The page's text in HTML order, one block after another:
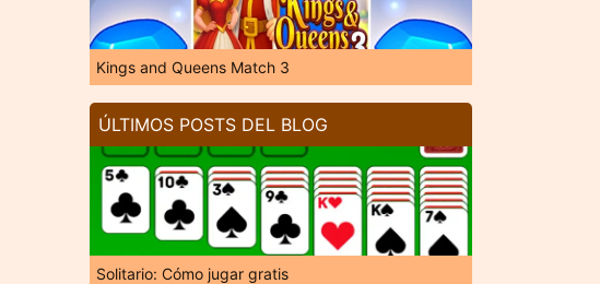
Kings and Queens Match 3
ÚLTIMOS POSTS DEL BLOG
Solitario: Cómo jugar gratis